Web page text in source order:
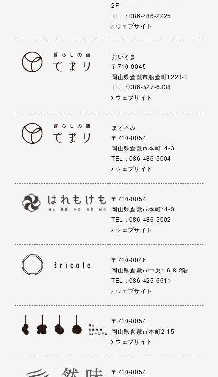
2F
TEL：086-486-2225
ウェブサイト
おいとま
〒710-0045
岡山県倉敷市船倉町1223-1
TEL：086-527-6338
ウェブサイト
まどろみ
〒710-0054
岡山県倉敷市本町14-3
TEL：086-486-5004
ウェブサイト
〒710-0054
岡山県倉敷市本町14-3
TEL：086-486-5002
ウェブサイト
〒710-0046
岡山県倉敷市中央1-6-8 2階
TEL：086-425-6611
ウェブサイト
〒710-0054
岡山県倉敷市本町2-15
ウェブサイト
〒710-0054